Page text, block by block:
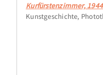
Kurfürstenzimmer, 1944
Kunstgeschichte,